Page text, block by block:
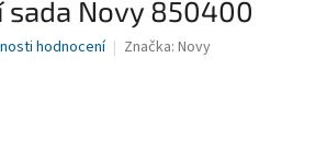
sada Novy 850400
hodnocení Značka: Novy